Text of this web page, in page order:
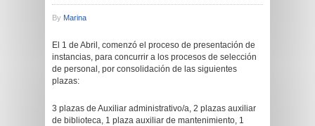
By Marina
El 1 de Abril, comenzó el proceso de presentación de
instancias, para concurrir a los procesos de selección
de personal, por consolidación de las siguientes
plazas:
3 plazas de Auxiliar administrativo/a, 2 plazas auxiliar
de biblioteca, 1 plaza auxiliar de mantenimiento, 1